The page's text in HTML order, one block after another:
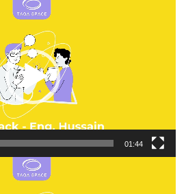
01:44